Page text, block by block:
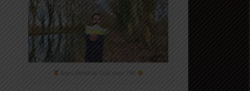
Asics MetaFuji Trail chez T4R